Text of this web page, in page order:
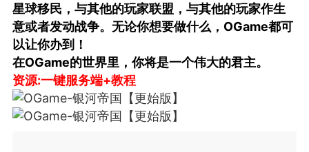
更新 商城
星球移民，与其他的玩家联盟，与其他的玩家作生
意或者发动战争。无论你想要做什么，OGame都可
以让你办到！
在OGame的世界里，你将是一个伟大的君主。
资源:一键服务端+教程